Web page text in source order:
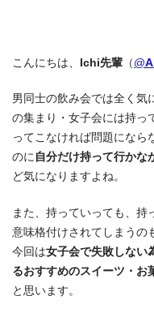
こんにちは、 Ichi先輩 （ @
男同士の飲み会では全く気
の集まり・女子会には持っ
ってこなければ問題になら
のに 自分だけ持って行かな
ど気になりますよね。
また、持っていっても、持
意味格付けされてしまうの
今回は女子会で失敗しない
るおすすめのスイーツ・お
と思います。